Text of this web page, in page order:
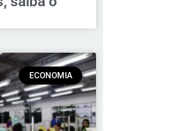
ECONOMIA